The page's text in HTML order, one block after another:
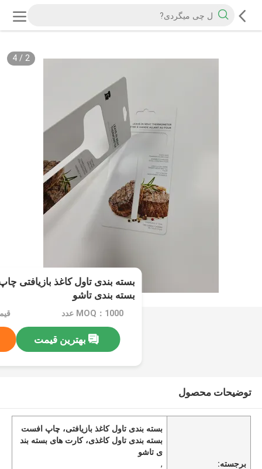
2
/
4
بسته بندی تاول کاغذ بازیافتی
بسته بندی تاشو
MOQ：1000 عدد
بهترین قیمت
توضیحات محصول
برجسته:
بسته بندی تاول کاغذ بازیافتی، چاپ افست
بسته بندی تاول کاغذی، کارت های بسته بند
ی تاشو
,